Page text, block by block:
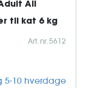
All
til kat 6 kg
Art. nr. 5612
5-10 hverdage